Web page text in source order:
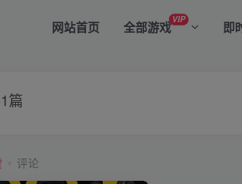
网站首页 全部游戏VIP 即
篇
评论